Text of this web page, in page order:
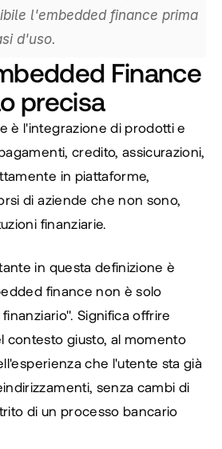
l'embedded finance prima
d'uso.
Finance
precisa
è l'integrazione di prodotti e
credito, assicurazioni,
in piattaforme,
di aziende che non sono,
finanziarie.
finance non è solo
Significa offrire
contesto giusto, al momento
che l'utente sta già
senza cambi di
di un processo bancario